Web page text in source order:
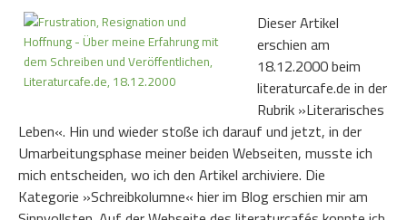
Dieser Artikel
erschien am
18.12.2000 beim
literaturcafe.de in der
Rubrik »Literarisches
Leben«. Hin und wieder stoße ich darauf und jetzt, in der
Umarbeitungsphase meiner beiden Webseiten, musste ich
mich entscheiden, wo ich den Artikel archiviere. Die
Kategorie »Schreibkolumne« hier im Blog erschien mir am